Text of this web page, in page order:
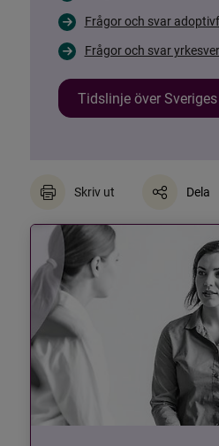
Frågor och svar
Frågor och svar
Tidslinje över
Skriv ut Dela